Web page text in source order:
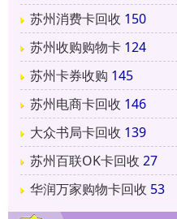
苏州消费卡回收 150
苏州收购购物卡 124
苏州卡券收购 145
苏州电商卡回收 146
大众书局卡回收 139
苏州百联OK卡回收 27
华润万家购物卡回收 53